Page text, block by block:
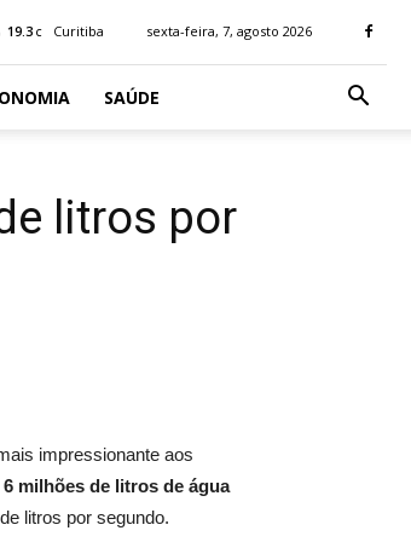
19.3 C Curitiba sexta-feira, 7, agosto 2026
SAÚDE
litros por
impressionante aos
6 milhões de litros de água
litros por segundo.